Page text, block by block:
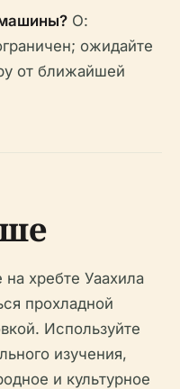
О:
ожидайте
от ближайшей
хребте Уаахила
прохладной
Используйте
изучения,
и культурное